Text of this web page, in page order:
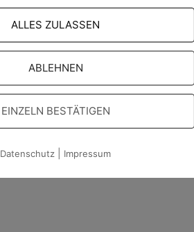
ALLES ZULASSEN
ABLEHNEN
EINZELN BESTÄTIGEN
Datenschutz Impressum